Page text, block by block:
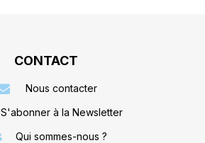
CONTACT
Nous contacter
S'abonner à la Newsletter
Qui sommes-nous ?